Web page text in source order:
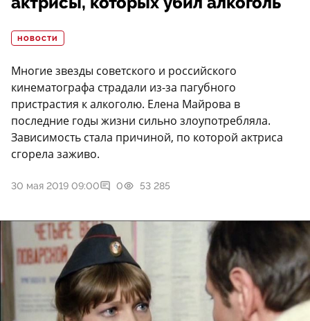
НОВОСТИ
Многие звезды советского и российского
кинематографа страдали из-за пагубного
пристрастия к алкоголю. Елена Майрова в
последние годы жизни сильно злоупотребляла.
Зависимость стала причиной, по которой актриса
сгорела заживо.
30 мая 2019 09:00 0 53 285